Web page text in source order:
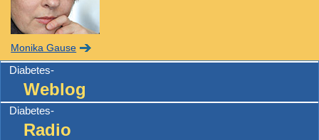
Monika Gause
Diabetes-
Weblog
Diabetes-
Radio